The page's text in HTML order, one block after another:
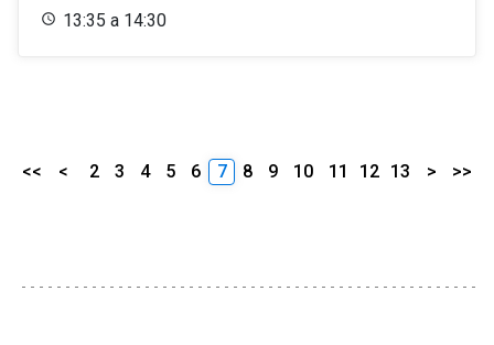
13:35 a 14:30
<< < 2 3 4 5 6 7 8 9 10 11 12 13 > >>